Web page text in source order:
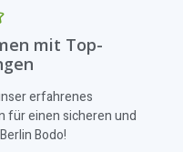
mit Top-
erfahrenes
für einen sicheren und
Bodo!